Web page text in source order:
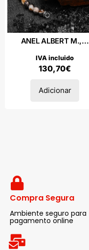
ANEL ALBERT M.,...
130,70€
IVA incluido
Adicionar
Compra Segura
Ambiente seguro para
pagamento online